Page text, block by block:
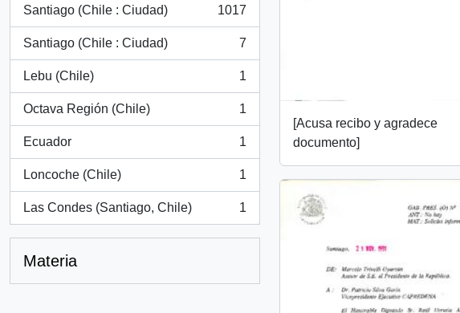
Santiago (Chile : Ciudad)
, 1017 resultados
1017
Santiago (Chile : Ciudad)
, 7 resultados
7
Lebu (Chile)
, 1 resultados
1
Octava Región (Chile)
, 1 resultados
1
Ecuador
, 1 resultados
1
Loncoche (Chile)
, 1 resultados
1
Las Condes (Santiago, Chile)
, 1 resultados
1
Materia
[Acusa recibo y agradece
documento]